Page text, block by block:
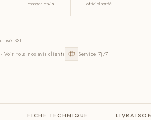
changer d'avis
officiel agréé
SSL
Voir tous nos avis clients
Service 7j/7
FICHE TECHNIQUE